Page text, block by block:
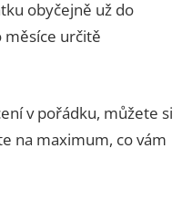
obyčejně už do
měsíce určitě
v pořádku, můžete si
na maximum, co vám